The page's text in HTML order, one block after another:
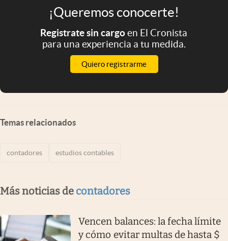
¡Queremos conocerte!
Registrate sin cargoen El Cronista
para una experiencia a tu medida.
Quiero registrarme
Temas relacionados
contadores estudios contables
Más noticias de contadores
Vencen balances: la fecha límite
y cómo evitar multas de hasta $